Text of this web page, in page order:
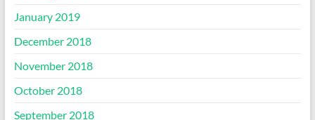
January 2019
December 2018
November 2018
October 2018
September 2018